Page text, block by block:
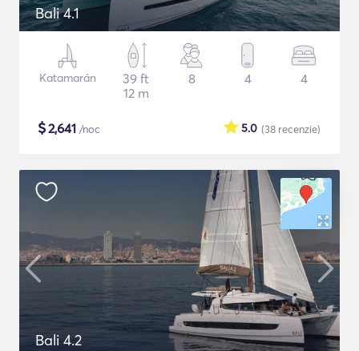
Bali 4.1
Katamarán
39 ft
12 m
8 4 4
$2,641 /noc (38 recenzie)
5.0
Bali 4.2